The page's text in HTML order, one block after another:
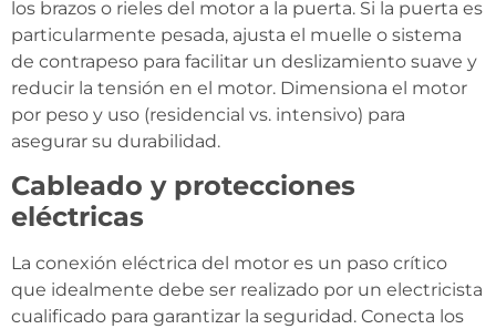
los brazos o rieles del motor a la puerta. Si la puerta es
particularmente pesada, ajusta el muelle o sistema
de contrapeso para facilitar un deslizamiento suave y
reducir la tensión en el motor. Dimensiona el motor
por peso y uso (residencial vs. intensivo) para
asegurar su durabilidad.
Cableado y protecciones
eléctricas
La conexión eléctrica del motor es un paso crítico
que idealmente debe ser realizado por un electricista
cualificado para garantizar la seguridad. Conecta los